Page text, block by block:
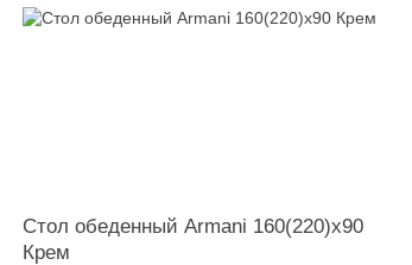
Стол обеденный Armani 160(220)х90
Крем